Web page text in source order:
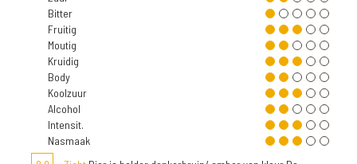
Bitter
Fruitig
Moutig
Kruidig
Body
Koolzuur
Alcohol
Intensit.
Nasmaak